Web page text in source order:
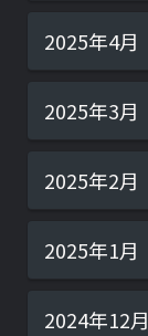
2025年4月
2025年3月
2025年2月
2025年1月
2024年12月